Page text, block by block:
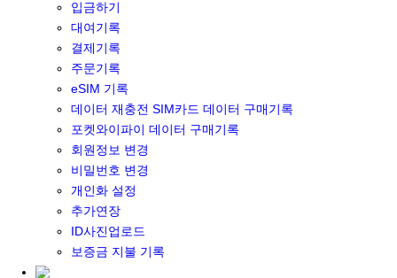
입금하기
대여기록
결제기록
주문기록
eSIM 기록
데이터 재충전 SIM카드 데이터 구매기록
포켓와이파이 데이터 구매기록
회원정보 변경
비밀번호 변경
개인화 설정
추가연장
ID사진업로드
보증금 지불 기록
기타 아시아 eSIM
eSIM 개통 설명서
포켓와이파이&데이터 구매
포켓와이파이 구매
일본 DATA
기타 아시아 DATA
MACARON DATA
DATA 이용 설명서
유심 구매
일본유심
한국유심
대만유심
기타 아시아 유심